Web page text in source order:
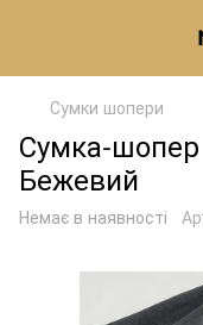
Сумки шопери
Сумка-
Бежевий
Немає в наявності